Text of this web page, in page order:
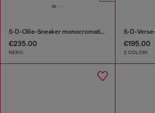
S-D-Ollie-Sneaker monocromatiche in suede e pelle
€235.00
NERO
€195.00
2 COLORI